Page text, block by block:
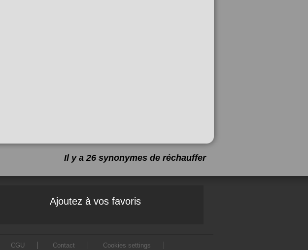
Il y a 26 synonymes de réchauffer
Ajoutez à vos favoris
CGU Contact
Cookies settings